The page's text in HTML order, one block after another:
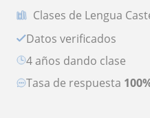
Clases de Lengua
Datos verificados
4 años dando clase
Tasa de respuesta